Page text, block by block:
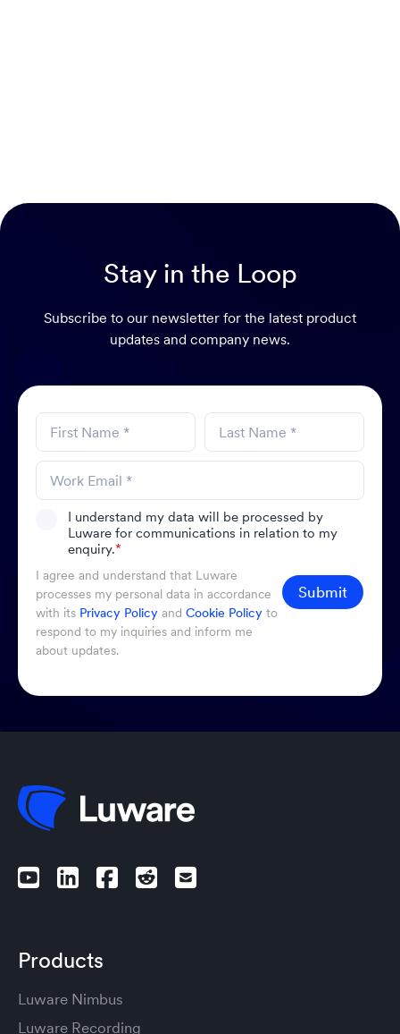
Stay in the Loop
Subscribe to our newsletter for the latest product
updates and company news.
I understand my data will be processed by
Luware for communications in relation to my
enquiry.*
I agree and understand that Luware
processes my personal data in accordance
with its Privacy Policy and Cookie Policy to
respond to my inquiries and inform me
about updates.
Submit
Products
Luware Nimbus
Luware Recording